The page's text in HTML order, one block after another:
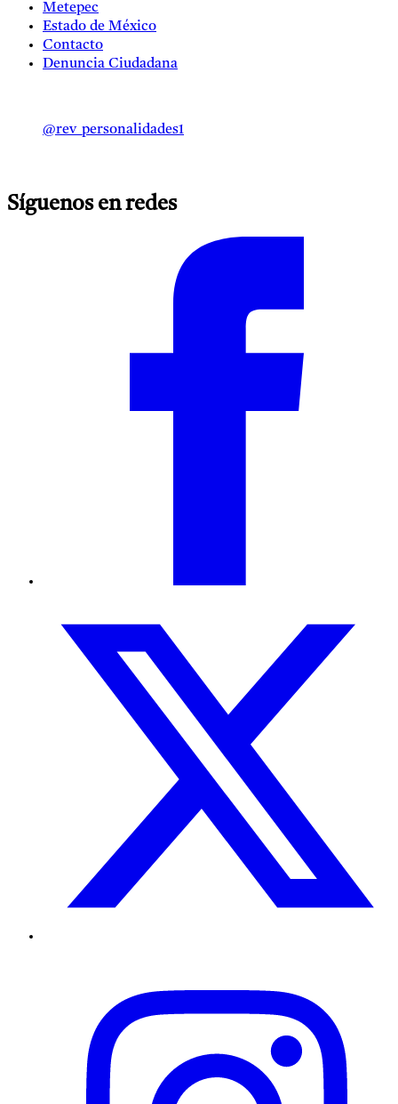
Metepec
Estado de México
Contacto
Denuncia Ciudadana
@rev_personalidades1
Síguenos en redes